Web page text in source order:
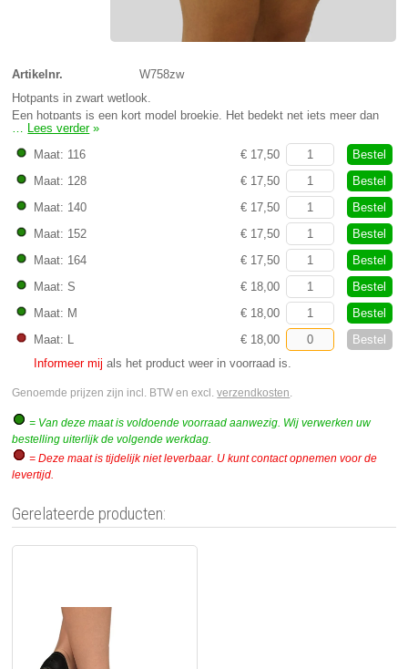
Artikelnr.
W758zw
Hotpants in zwart wetlook.
Een hotpants is een kort model broekje. Het bedekt net iets meer dan
het turnpakje doet.
Lees verder»
Maat: 116
€ 17,50
Bestel
Maat: 128
€ 17,50
Bestel
Maat: 140
€ 17,50
Bestel
Maat: 152
€ 17,50
Bestel
Maat: 164
€ 17,50
Bestel
Maat: S
€ 18,00
Bestel
Maat: M
€ 18,00
Bestel
Maat: L
€ 18,00
Bestel
Informeer mij als het product weer in voorraad is.
Genoemde prijzen zijn incl. BTW en excl.verzendkosten.
= Van deze maat is voldoende voorraad aanwezig. Wij verwerken uw
bestelling uiterlijk de volgende werkdag.
= Deze maat is tijdelijk niet leverbaar. U kunt contact opnemen voor de
levertijd.
Gerelateerde producten: